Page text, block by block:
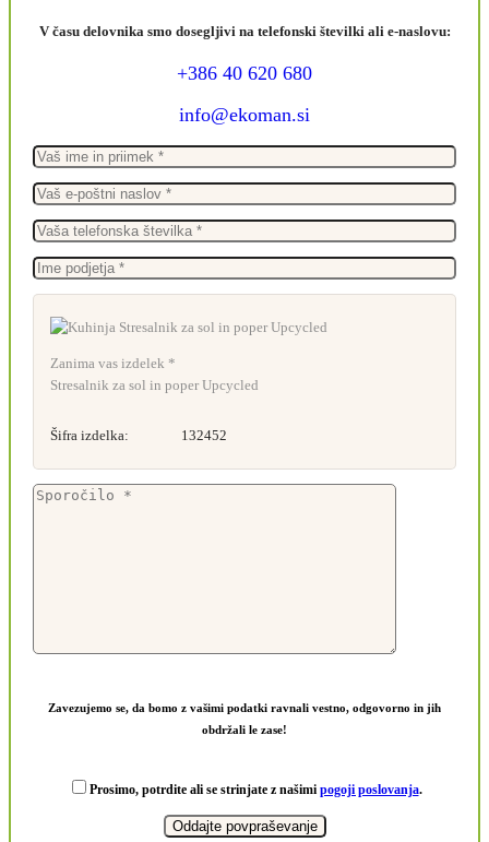
V času delovnika smo dosegljivi na telefonski številki ali e-naslovu:
+386 40 620 680
info@ekoman.si
Zanima vas izdelek *
Stresalnik za sol in poper Upcycled
Šifra izdelka: 132452
Zavezujemo se, da bomo z vašimi podatki ravnali vestno, odgovorno in jih
obdržali le zase!
Prosimo, potrdite ali se strinjate z našimi pogoji poslovanja.